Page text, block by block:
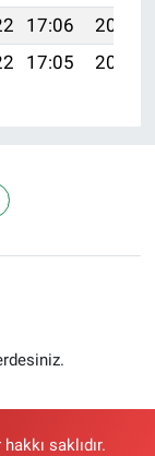
17:06
20:07
17:05 20:05
saklıdır.